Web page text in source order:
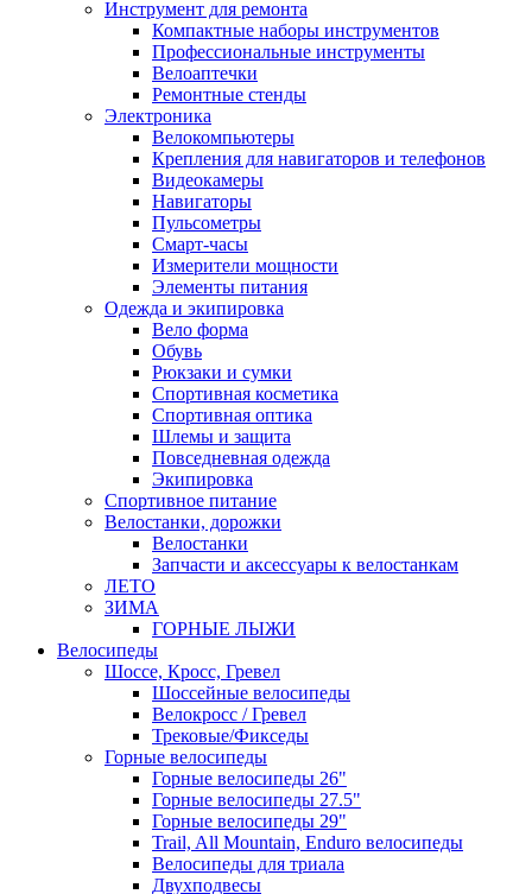
Инструмент для ремонта
Компактные наборы инструментов
Профессиональные инструменты
Велоаптечки
Ремонтные стенды
Электроника
Велокомпьютеры
Крепления для навигаторов и телефонов
Видеокамеры
Навигаторы
Пульсометры
Смарт-часы
Измерители мощности
Элементы питания
Одежда и экипировка
Вело форма
Обувь
Рюкзаки и сумки
Спортивная косметика
Спортивная оптика
Шлемы и защита
Повседневная одежда
Экипировка
Спортивное питание
Велостанки, дорожки
Велостанки
Запчасти и аксессуары к велостанкам
ЛЕТО
ЗИМА
ГОРНЫЕ ЛЫЖИ
Велосипеды
Шоссе, Кросс, Гревел
Шоссейные велосипеды
Велокросс / Гревел
Трековые/Фикседы
Горные велосипеды
Горные велосипеды 26"
Горные велосипеды 27.5"
Горные велосипеды 29"
Trail, All Mountain, Enduro велосипеды
Велосипеды для триала
Двухподвесы